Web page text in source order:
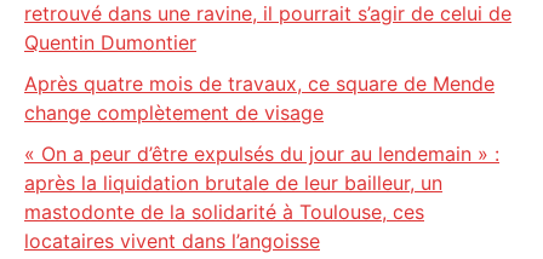
retrouvé dans une ravine, il pourrait s’agir de celui de
Quentin Dumontier
Après quatre mois de travaux, ce square de Mende
change complètement de visage
« On a peur d’être expulsés du jour au lendemain » :
après la liquidation brutale de leur bailleur, un
mastodonte de la solidarité à Toulouse, ces
locataires vivent dans l’angoisse